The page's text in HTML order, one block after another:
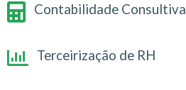
Contabilidade Consultiva
Terceirização de RH